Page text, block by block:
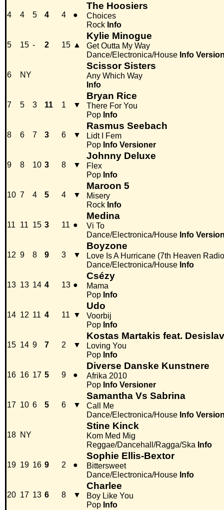
4 4 5 4 4 ●
The Hoosiers
Choices
Rock Info
5 15 - 2 15 ▲
Kylie Minogue
Get Outta My Way
Dance/Electronica/House Info
6 NY
Scissor Sisters
Any Which Way
Info
7 5 3 11 1 ▼
Bryan Rice
There For You
Pop Info
8 6 7 3 6 ▼
Rasmus Seebach
Lidt I Fem
Pop Info Versioner
9 8 10 3 8 ▼
Johnny Deluxe
Flex
Pop Info
10 7 4 5 4 ▼
Maroon 5
Misery
Rock Info
11 11 15 3 11 ●
Medina
Vi To
Dance/Electronica/House Info
12 9 8 9 3 ▼
Boyzone
Love Is A Hurricane (7th Heaven
Dance/Electronica/House Info
13 13 14 4 13 ●
Csézy
Mama
Pop Info
14 12 11 4 11 ▼
Udo
Voorbij
Pop Info
15 14 9 7 2 ▼
Kostas Martakis feat.
Loving You
Pop Info
16 16 17 5 9 ●
Diverse Danske Kunstnere
Afrika 2010
Pop Info Versioner
17 10 6 5 6 ▼
Samantha Vs Sabrina
Call Me
Dance/Electronica/House Info
18 NY
Stine Kinck
Kom Med Mig
Reggae/Dancehall/Ragga/Ska Info
19 19 16 9 2 ●
Sophie Ellis-Bextor
Bittersweet
Dance/Electronica/House Info
20 17 13 6 8 ▼
Charlee
Boy Like You
Pop Info